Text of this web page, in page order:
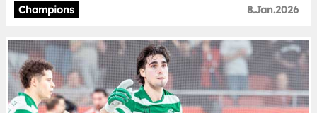
Champions
8.Jan.2026